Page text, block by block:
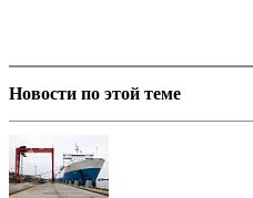
Новости по этой теме